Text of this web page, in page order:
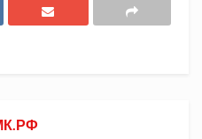
центра
в числе которых